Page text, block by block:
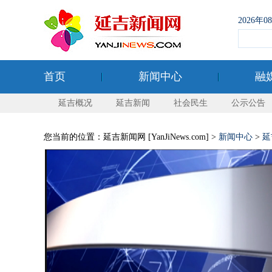
2026年
首页 新闻中心 融
延吉概况 延吉新闻 社会民生 公示公告
您当前的位置：延吉新闻网 [YanJiNews.com] > 新闻中心 >